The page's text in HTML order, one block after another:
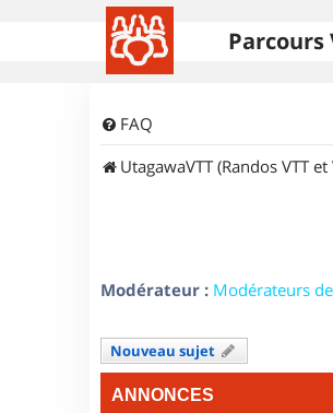
Parcours
FAQ
UtagawaVTT (Randos VTT et
Modérateur : Modérateurs
Nouveau sujet
ANNONCES